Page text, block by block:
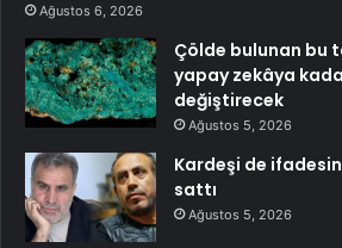
Ağustos 6, 2026
Çölde bulunan bu
yapay zekâya
değiştirecek
Ağustos 5, 2026
Kardeşi de
sattı
Ağustos 5, 2026